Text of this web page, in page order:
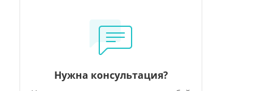
Нужна консультация?